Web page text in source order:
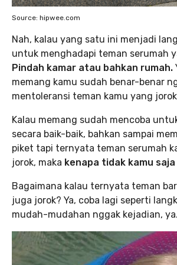
Source: hipwee.com
Nah, kalau yang satu ini menjadi
untuk menghadapi teman serumah
Pindah kamar atau bahkan rumah.
memang kamu sudah benar-benar
mentoleransi teman kamu yang
Kalau memang sudah mencoba
secara baik-baik, bahkan sampai
piket tapi ternyata teman serumah
jorok, maka kenapa tidak kamu
Bagaimana kalau ternyata teman
juga jorok? Ya, coba lagi seperti
mudah-mudahan nggak kejadian, ya.